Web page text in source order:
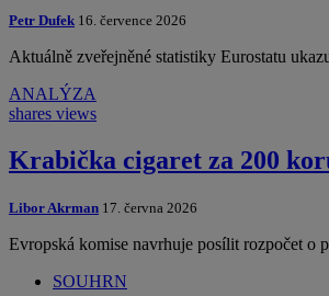
Petr Dufek 16. července 2026
Aktuálně zveřejněné statistiky Eurostatu
ANALÝZA
shares views
Krabička cigaret za 200
Libor Akrman 17. června 2026
Evropská komise navrhuje posílit rozpočet o
SOUHRN